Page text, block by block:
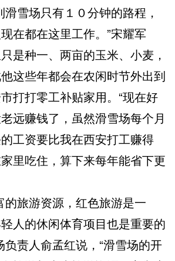
雪场只有１０分钟的路程，
在都在这里工作。”宋耀军
是种一、两亩的玉米、小麦，
这些年都会在农闲时节外出到
打打零工补贴家用。“现在好
远赚钱了，虽然滑雪场每个月
工资要比我在西安打工赚得
里吃住，算下来每年能省下更
旅游资源，红色旅游是一
人的休闲体育项目也是重要的
负责人俞孟红说，“滑雪场的开